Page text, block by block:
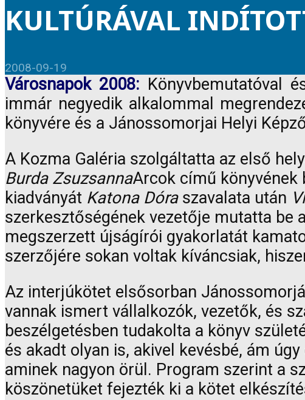
KULTÚRÁVAL
2008-09-19
Városnapok 2008: Könyvbemutatóval
immár negyedik alkalommal
könyvére és a Jánossomorjai Helyi
A Kozma Galéria szolgáltatta az első
Burda ZsuzsannaArcok című
kiadványát Katona Dóraszavalata után
szerkesztőségének vezetője mutatta be
megszerzett újságírói gyakorlatát
szerzőjére sokan voltak kíváncsiak,
Az interjúkötet elsősorban
vannak ismert vállalkozók, vezetők, és
beszélgetésben tudakolta a könyv
és akadt olyan is, akivel kevésbé, ám
aminek nagyon örül. Program szerint a
köszönetüket fejezték ki a kötet